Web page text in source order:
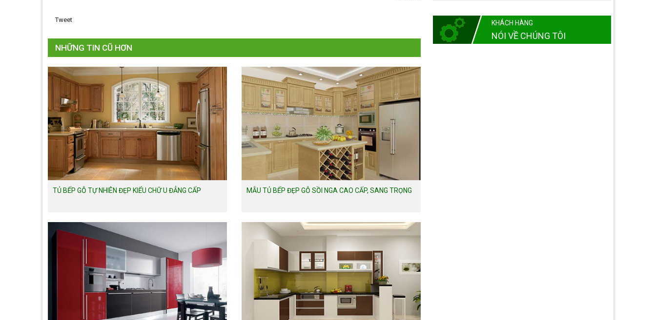
Tweet
NHỮNG TIN CŨ HƠN
TỦ BẾP GỖ TỰ NHIÊN ĐẸP KIỂU CHỮ U ĐẲNG CẤP MẪU TỦ BẾP ĐẸP GỖ SỒI NGA CAO CẤP, SANG TRỌNG
KHÁCH HÀNG
NÓI VỀ CHÚNG TÔI